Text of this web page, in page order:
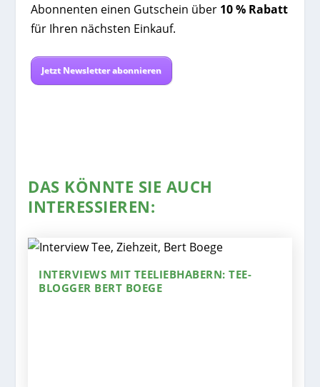
Abonnenten einen Gutschein über 10 % Rabatt
für Ihren nächsten Einkauf.
Jetzt Newsletter abonnieren
DAS KÖNNTE SIE AUCH
INTERESSIEREN:
INTERVIEWS MIT TEELIEBHABERN: TEE-
BLOGGER BERT BOEGE